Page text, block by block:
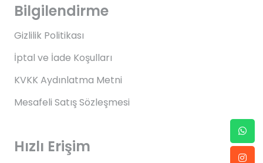
Bilgilendirme
Gizlilik Politikası
İptal ve İade Koşulları
KVKK Aydınlatma Metni
Mesafeli Satış Sözleşmesi
Hızlı Erişim